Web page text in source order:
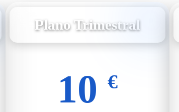
Plano Trimestral
10 €